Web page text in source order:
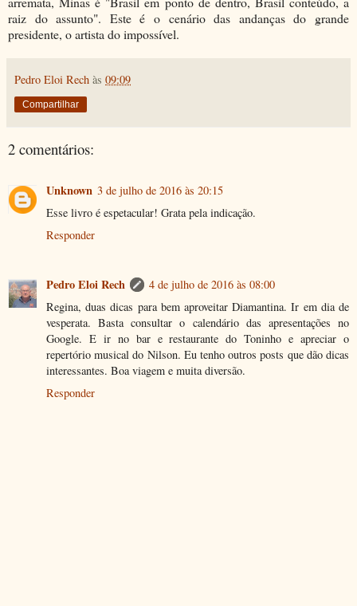
raiz do assunto". Este é o cenário das andanças do grande
presidente, o artista do impossível.
Pedro Eloi Rech às 09:09
Compartilhar
2 comentários:
Unknown 3 de julho de 2016 às 20:15
Esse livro é espetacular! Grata pela indicação.
Responder
Pedro Eloi Rech
4 de julho de 2016 às 08:00
Regina, duas dicas para bem aproveitar Diamantina. Ir em dia de
vesperata. Basta consultar o calendário das apresentações no
Google. E ir no bar e restaurante do Toninho e apreciar o
repertório musical do Nilson. Eu tenho outros posts que dão dicas
interessantes. Boa viagem e muita diversão.
Responder